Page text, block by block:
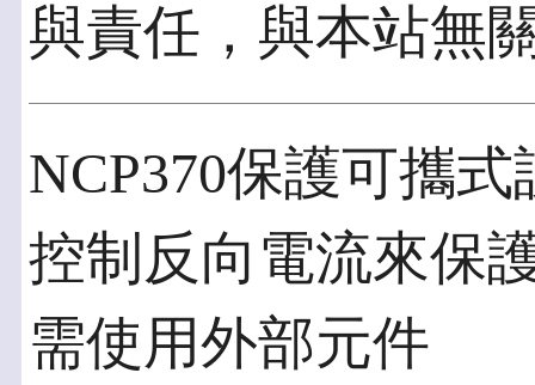
與責任，與本站無
NCP370保護可攜
控制反向電流來保
需使用外部元件